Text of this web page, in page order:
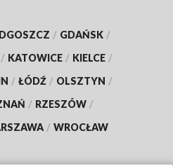
/ GDAŃSK /
/ KATOWICE / KIELCE /
/ ŁÓDŹ / OLSZTYN /
/ RZESZÓW /
/ WROCŁAW